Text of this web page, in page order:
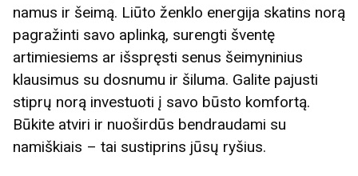
namus ir šeimą. Liūto ženklo energija skatins norą
pagražinti savo aplinką, surengti šventę
artimiesiems ar išspręsti senus šeimyninius
klausimus su dosnumu ir šiluma. Galite pajusti
stiprų norą investuoti į savo būsto komfortą.
Būkite atviri ir nuoširdūs bendraudami su
namiškiais – tai sustiprins jūsų ryšius.